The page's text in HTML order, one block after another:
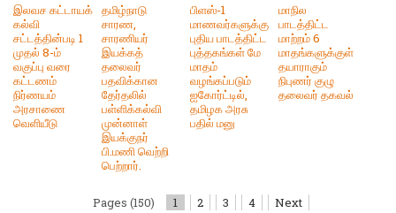
இலவச கட்டாயக்
கல்வி
சட்டத்தின்படி 1
முதல் 8-ம்
வகுப்பு வரை
கட்டணம்
நிர்ணயம்
அரசாணை
வெளியீடு
தமிழ்நாடு
சாரண,
சாரணியர்
இயக்கத்
தலைவர்
பதவிக்கான
தேர்தலில்
பள்ளிக்கல்வி
முன்னாள்
இயக்குநர்
பி.மணி வெற்றி
பெற்றார்.
பிளஸ்-1
மாணவர்களுக்கு
புதிய பாடத்திட்ட
புத்தகங்கள் மே
மாதம்
வழங்கப்படும்
ஐகோர்ட்டில்,
தமிழக அரசு
பதில் மனு
மாநில
பாடத்திட்ட
மாற்றம் 6
மாதங்களுக்குள்
தயாராகும்
நிபுணர் குழு
தலைவர் தகவல்
Pages (150) 1 2 3 4 Next